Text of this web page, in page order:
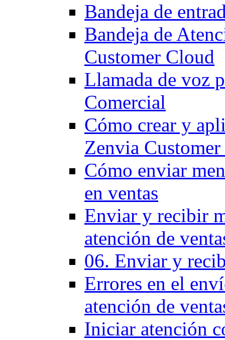
Bandeja de
Bandeja de
Customer Cloud
Llamada de voz
Comercial
Cómo crear y
Zenvia
Cómo enviar
en ventas
Enviar y recibir
atención de
06. Enviar y
Errores en el
atención de
Iniciar atención